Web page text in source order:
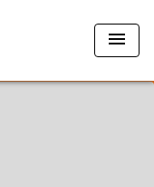
menu